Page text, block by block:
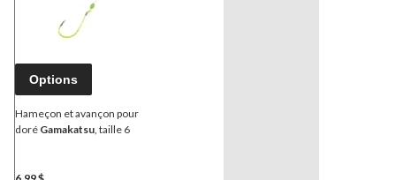
Options
Hameçon et avançon pour
doré Gamakatsu , taille 6